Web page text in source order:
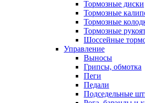
Тормозные диски
Тормозные
Тормозные
Тормозные
Шоссейные
Управление
Выносы
Грипсы, обмотка
Пеги
Педали
Подседельные